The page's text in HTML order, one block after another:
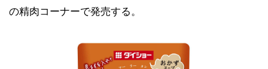
の精肉コーナーで発売する。